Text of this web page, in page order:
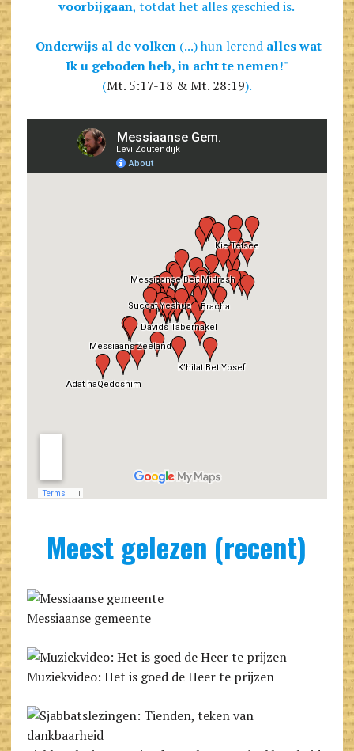
voorbijgaan, totdat het alles geschied is.
Onderwijs al de volken(...) hun lerend alles wat
Ik u geboden heb, in acht te nemen!"
(Mt. 5:17-18 & Mt. 28:19).
Meest gelezen (recent)
Messiaanse gemeente
Muziekvideo: Het is goed de Heer te prijzen